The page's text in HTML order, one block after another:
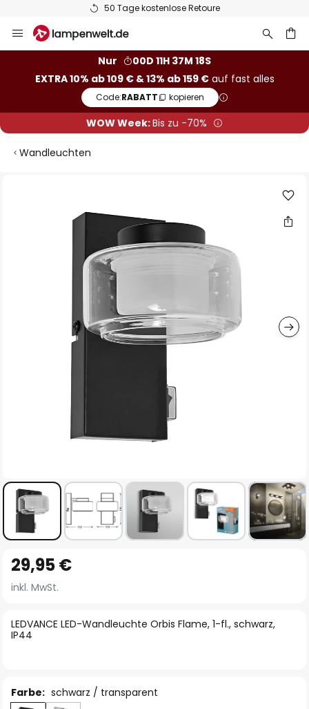
50 Tage kostenlose Retoure
Inhalt
Nur
00D 11H 37M 18S
EXTRA 10% ab 109 € & 13% ab 159 €auf fast alles
Code:RABATT kopieren
WOW Week:Bis zu -70%
Wandleuchten
Anfang
der
springen
LEDVANCE LED-Wandleuchte Orbis Flame, 1-fl., schwarz,
IP44
29,95 €
inkl. MwSt.
Farbe: schwarz / transparent